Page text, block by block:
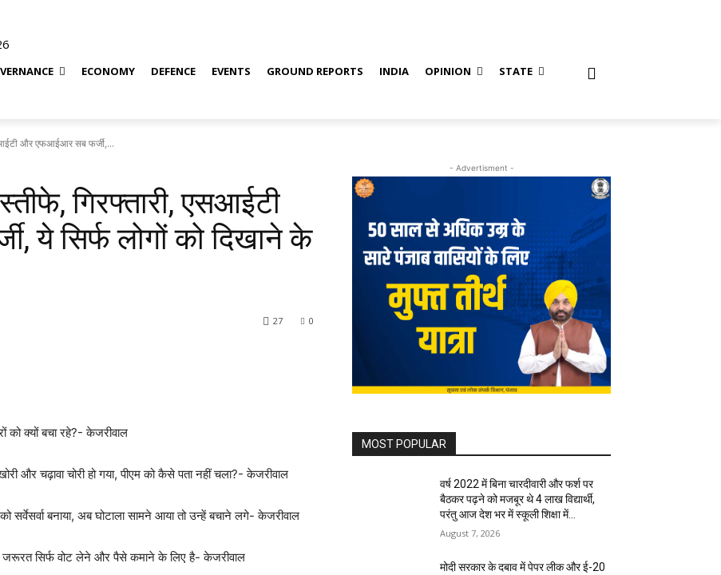
ECONOMY DEFENCE EVENTS GROUND REPORTS INDIA OPINION STATE
और एफआईआर सब फर्जी,...
गिरफ्तारी, एसआईटी
सिर्फ लोगों को दिखाने के
0
27
को क्यों बचा रहे?- केजरीवाल
और चढ़ावा चोरी हो गया, पीएम को कैसे पता नहीं चला?- केजरीवाल
सर्वेसर्वा बनाया, अब घोटाला सामने आया तो उन्हें बचाने लगे- केजरीवाल
जरूरत सिर्फ वोट लेने और पैसे कमाने के लिए है- केजरीवाल
- Advertisment -
MOST POPULAR
वर्ष 2022 में बिना चारदीवारी और फर्श पर
बैठकर पढ़ने को मजबूर थे 4 लाख विद्यार्थी,
परंतु आज देश भर में स्कूली शिक्षा में...
August 7, 2026
मोदी सरकार के दबाव में पेपर लीक और ई-20